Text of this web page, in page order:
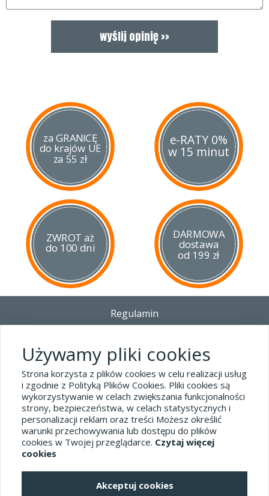
za GRANICĘ
do krajów UE
za 55 zł
e-RATY 0%
w 15 minut
ZWROT aż
do 100 dni
DARMOWA
dostawa
od 199 zł
Regulamin
Polityka prywatności i pliki cookies
Blog
Dane kontaktowe
tel.32 445-74-07
sklep@hard-skin.pl
Używamy pliki cookies
Strona korzysta z plików cookies w celu realizacji usług
i zgodnie z Polityką Plików Cookies. Pliki cookies są
wykorzystywanie w celach zwiększania funkcjonalności
strony, bezpieczeństwa, w celach statystycznych i
personalizacji reklam oraz treści Możesz określić
warunki przechowywania lub dostępu do plików
cookies w Twojej przeglądarce. Czytaj więcej
cookies
Akceptuj cookies